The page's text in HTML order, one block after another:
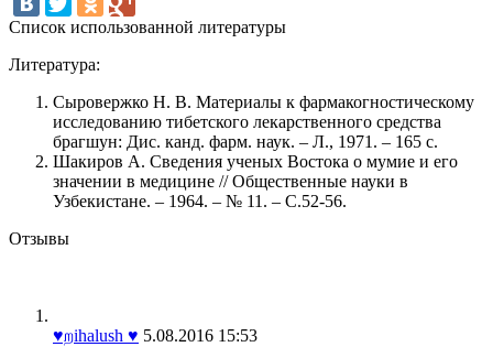
Cписок использованной литературы
Литература:
Сыровержко Н. В. Материалы к фармакогностическому
исследованию тибетского лекарственного средства
брагшун: Дис. канд. фарм. наук. – Л., 1971. – 165 с.
Шакиров А. Сведения ученых Востока о мумие и его
значении в медицине // Общественные науки в
Узбекистане. – 1964. – № 11. – С.52-56.
Отзывы
♥றihalush ♥ 5.08.2016 15:53